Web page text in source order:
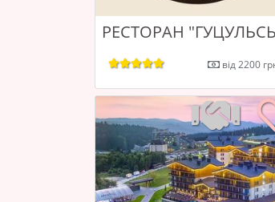
РЕСТОРАН
від 2200